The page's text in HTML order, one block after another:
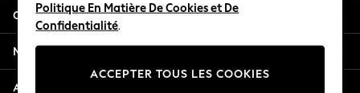
Sliders
Jumpsuits & Playsuits
Linen Collection
Sandals
Confidentialité et mentions légales
Ministères
Autres services
Politique En Matière De Cookies et De
Confidentialité.
ACCEPTER TOUS LES COOKIES